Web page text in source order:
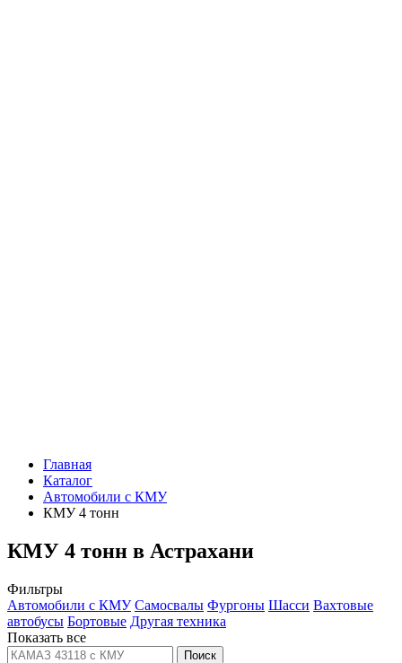
Главная
Каталог
Автомобили с КМУ
КМУ 4 тонн
КМУ 4 тонн в Астрахани
Фильтры
Автомобили с КМУ Самосвалы Фургоны Шасси Вахтовые
автобусы Бортовые Другая техника
Показать все
Поиск